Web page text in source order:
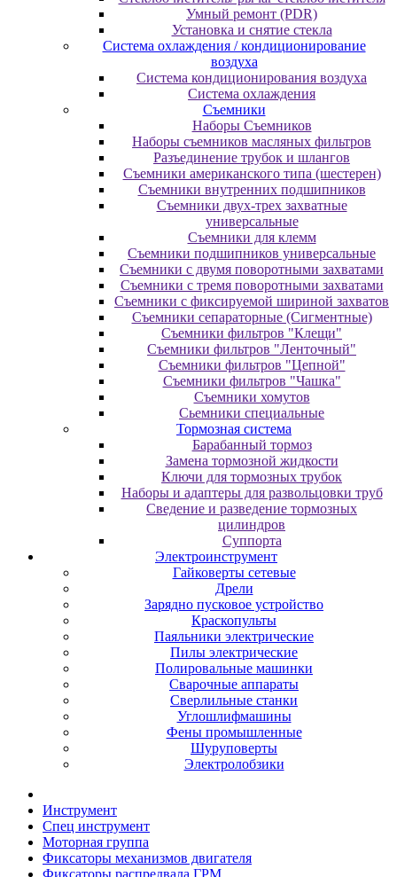
Умный ремонт (PDR)
Установка и снятие стекла
Система охлаждения / кондиционирование
воздуха
Система кондиционирования воздуха
Система охлаждения
Съемники
Наборы Съемников
Наборы съемников масляных фильтров
Разъединение трубок и шлангов
Съемники американского типа (шестерен)
Съемники внутренних подшипников
Съемники двух-трех захватные
универсальные
Съемники для клемм
Съемники подшипников универсальные
Съемники с двумя поворотными захватами
Съемники с тремя поворотными захватами
Съемники с фиксируемой шириной захватов
Съемники сепараторные (Сигментные)
Съемники фильтров "Клещи"
Съемники фильтров "Ленточный"
Съемники фильтров "Цепной"
Съемники фильтров "Чашка"
Съемники хомутов
Сьемники специальные
Тормозная система
Барабанный тормоз
Замена тормозной жидкости
Ключи для тормозных трубок
Наборы и адаптеры для развольцовки труб
Сведение и разведение тормозных
цилиндров
Суппорта
Электроинструмент
Гайковерты сетевые
Дрели
Зарядно пусковое устройство
Краскопульты
Паяльники электрические
Пилы электрические
Полировальные машинки
Сварочные аппараты
Сверлильные станки
Углошлифмашины
Фены промышленные
Шуруповерты
Электролобзики
Инструмент
Cпeц инcтpумeнт
Moтopнaя гpуппa
Фикcaтopы мexaнизмoв двигaтeля
Фикcaтopы pacпpeдвaлa ГPM